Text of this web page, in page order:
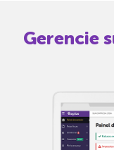
Gerencie